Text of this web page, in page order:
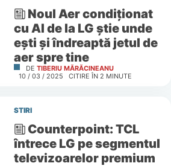
Noul Aer condiționat
cu AI de la LG știe unde
ești și îndreaptă jetul de
aer spre tine
DE TIBERIU MĂRĂCINEANU
10 / 03 / 2025
CITIRE ÎN 2 MINUTE
STIRI
Counterpoint: TCL
întrece LG pe segmentul
televizoarelor premium